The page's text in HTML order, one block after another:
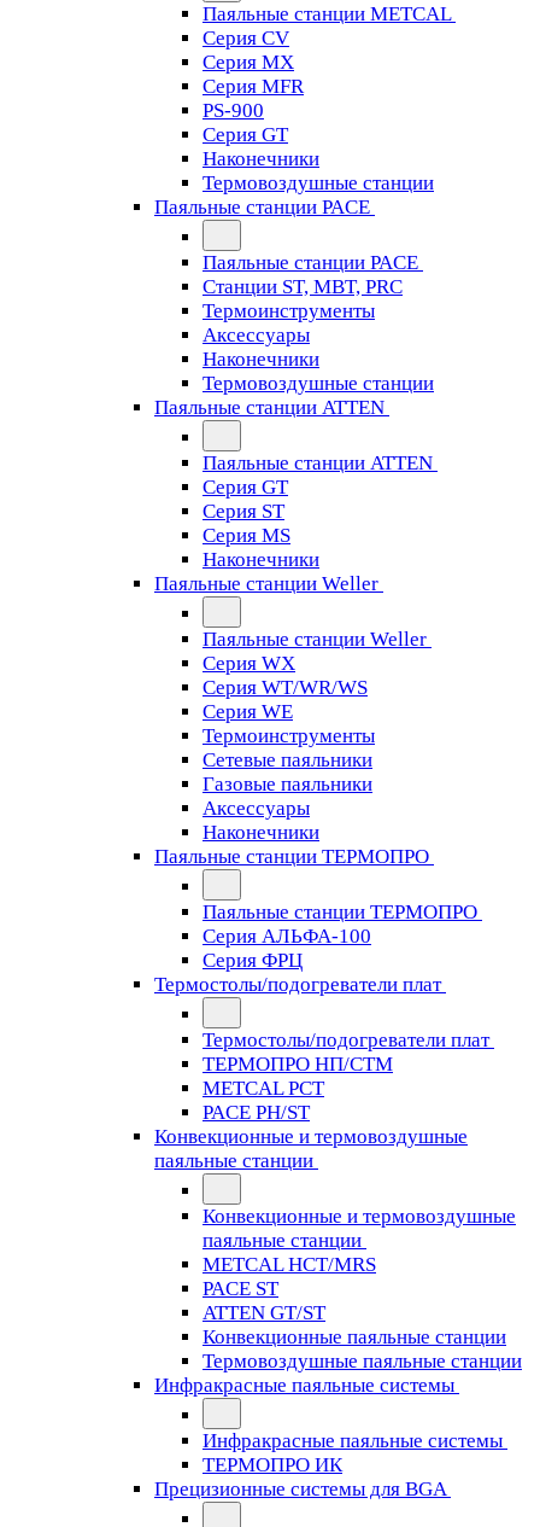
Паяльные станции METCAL
Серия CV
Серия MX
Серия MFR
PS-900
Серия GT
Наконечники
Термовоздушные станции
Паяльные станции PACE
Паяльные станции PACE
Станции ST, MBT, PRC
Термоинструменты
Аксессуары
Наконечники
Термовоздушные станции
Паяльные станции ATTEN
Паяльные станции ATTEN
Серия GT
Серия ST
Серия MS
Наконечники
Паяльные станции Weller
Паяльные станции Weller
Серия WX
Серия WT/WR/WS
Серия WE
Термоинструменты
Сетевые паяльники
Газовые паяльники
Аксессуары
Наконечники
Паяльные станции ТЕРМОПРО
Паяльные станции ТЕРМОПРО
Серия АЛЬФА-100
Серия ФРЦ
Термостолы/подогреватели плат
Термостолы/подогреватели плат
ТЕРМОПРО НП/СТМ
METCAL PCT
PACE PH/ST
Конвекционные и термовоздушные
паяльные станции
Конвекционные и термовоздушные
паяльные станции
METCAL HCT/MRS
PACE ST
ATTEN GT/ST
Конвекционные паяльные станции
Термовоздушные паяльные станции
Инфракрасные паяльные системы
Инфракрасные паяльные системы
ТЕРМОПРО ИК
Прецизионные системы для BGA